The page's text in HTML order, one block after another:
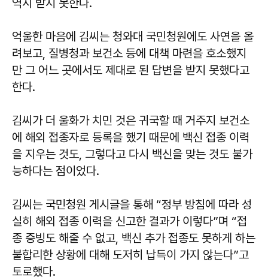
역시 받지 못한다.
억울한 마음에 김씨는 청와대 국민청원에도 사연을 올
려보고, 질병청과 보건소 등에 대책 마련을 호소했지
만 그 어느 곳에서도 제대로 된 답변을 받지 못했다고
한다.
김씨가 더 울화가 치민 것은 귀국할 때 거주지 보건소
에 해외 접종자로 등록을 했기 때문에 백신 접종 이력
을 지우는 것도, 그렇다고 다시 백신을 맞는 것도 불가
능하다는 점이었다.
김씨는 국민청원 게시글을 통해 “정부 방침에 따라 성
실히 해외 접종 이력을 신고한 결과가 이렇다”며 “접
종 증빙도 해줄 수 없고, 백신 추가 접종도 못하게 하는
불합리한 상황에 대해 도저히 납득이 가지 않는다”고
토로했다.